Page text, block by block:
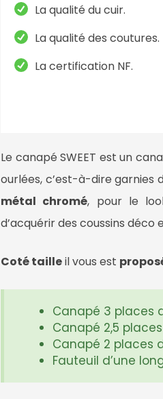
La qualité du cuir.
La qualité des coutures.
La certification NF.
Le canapé SWEET est un
ourlées, c’est-à-dire garnies
métal chromé, pour le
d’acquérir des coussins déco
Coté tailleil vous est
Canapé 3 places
Canapé 2,5
Canapé 2 places
Fauteuil d’une